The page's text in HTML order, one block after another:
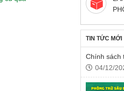
TIN TỨC MỚI
Chính sách
04/12/